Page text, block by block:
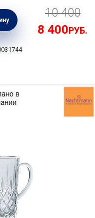
10 400
8 400РУБ.